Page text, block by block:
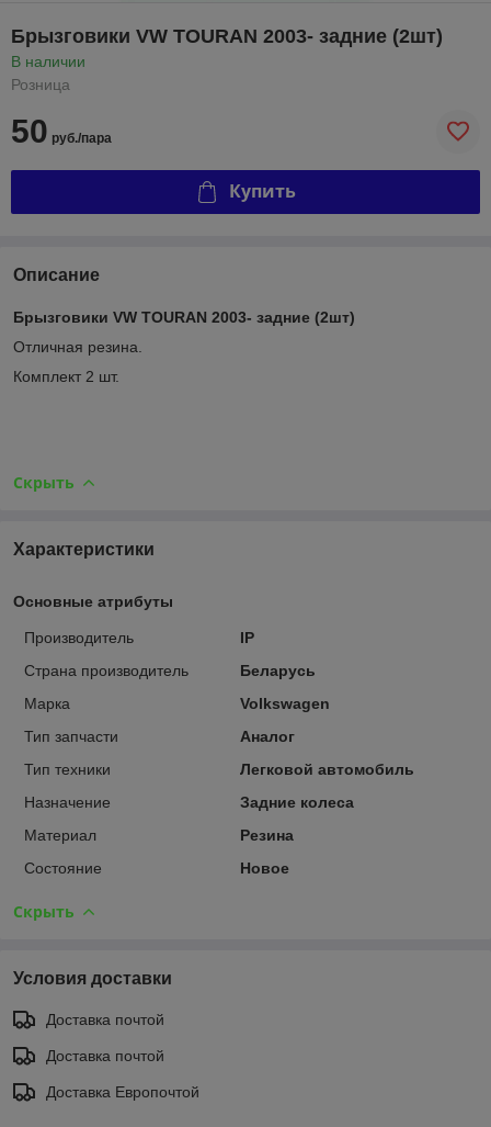
Брызговики VW TOURAN 2003- задние (2шт)
В наличии
Розница
50 руб./пара
Купить
Описание
Брызговики VW TOURAN 2003- задние (2шт)
Отличная резина.
Комплект 2 шт.
Скрыть
Характеристики
Основные атрибуты
Производитель
IP
Страна производитель
Беларусь
Марка
Volkswagen
Тип запчасти
Аналог
Тип техники
Легковой автомобиль
Назначение
Задние колеса
Материал
Резина
Состояние
Новое
Скрыть
Условия доставки
Доставка почтой
Доставка почтой
Доставка Европочтой